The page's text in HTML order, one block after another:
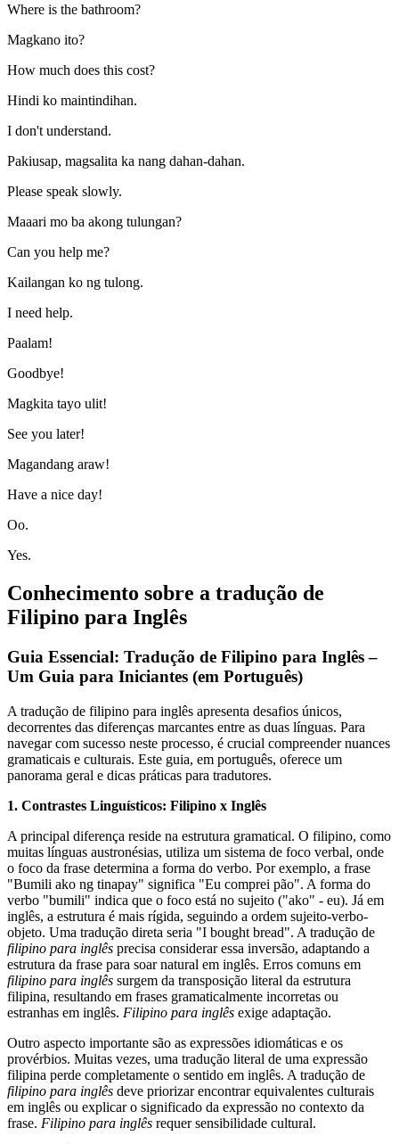
Where is the bathroom?
Magkano ito?
How much does this cost?
Hindi ko maintindihan.
I don't understand.
Pakiusap, magsalita ka nang dahan-dahan.
Please speak slowly.
Maaari mo ba akong tulungan?
Can you help me?
Kailangan ko ng tulong.
I need help.
Paalam!
Goodbye!
Magkita tayo ulit!
See you later!
Magandang araw!
Have a nice day!
Oo.
Yes.
Conhecimento sobre a tradução de
Filipino para Inglês
Guia Essencial: Tradução de Filipino para Inglês –
Um Guia para Iniciantes (em Português)
A tradução de filipino para inglês apresenta desafios únicos,
decorrentes das diferenças marcantes entre as duas línguas. Para
navegar com sucesso neste processo, é crucial compreender nuances
gramaticais e culturais. Este guia, em português, oferece um
panorama geral e dicas práticas para tradutores.
1. Contrastes Linguísticos: Filipino x Inglês
A principal diferença reside na estrutura gramatical. O filipino, como
muitas línguas austronésias, utiliza um sistema de foco verbal, onde
o foco da frase determina a forma do verbo. Por exemplo, a frase
"Bumili ako ng tinapay" significa "Eu comprei pão". A forma do
verbo "bumili" indica que o foco está no sujeito ("ako" - eu). Já em
inglês, a estrutura é mais rígida, seguindo a ordem sujeito-verbo-
objeto. Uma tradução direta seria "I bought bread". A tradução de
filipino para inglês precisa considerar essa inversão, adaptando a
estrutura da frase para soar natural em inglês. Erros comuns em
filipino para inglês surgem da transposição literal da estrutura
filipina, resultando em frases gramaticalmente incorretas ou
estranhas em inglês. Filipino para inglês exige adaptação.
Outro aspecto importante são as expressões idiomáticas e os
provérbios. Muitas vezes, uma tradução literal de uma expressão
filipina perde completamente o sentido em inglês. A tradução de
filipino para inglês deve priorizar encontrar equivalentes culturais
em inglês ou explicar o significado da expressão no contexto da
frase. Filipino para inglês requer sensibilidade cultural.